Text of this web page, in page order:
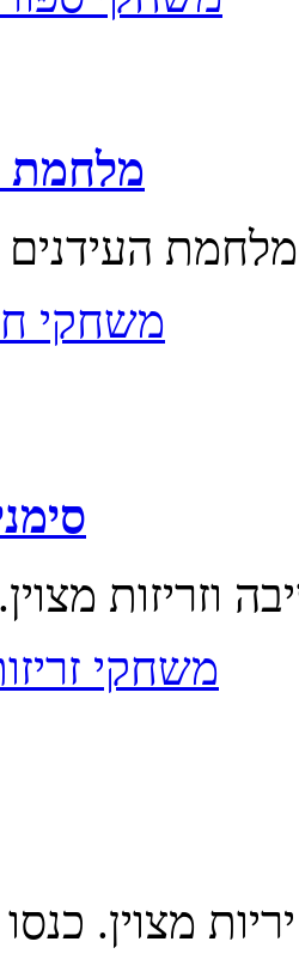
מלחמת
משחקי
משחקי